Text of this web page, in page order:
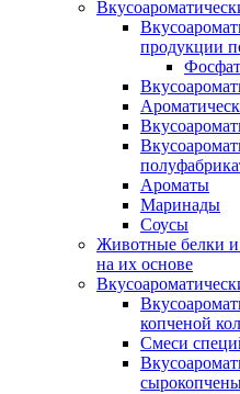
продукции
Ароматы
Маринады
Соусы
Животные белки
на их основе
копченой
Смеси